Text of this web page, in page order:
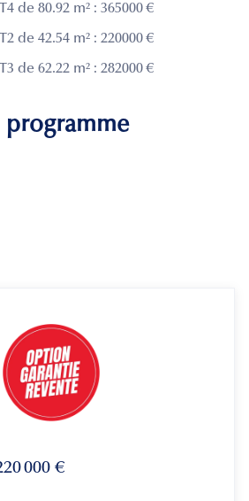
de 80.92 m² : 365000 €
de 42.54 m² : 220000 €
de 62.22 m² : 282000 €
programme
000 €